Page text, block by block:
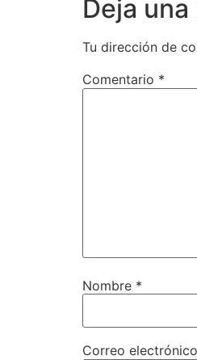
Deja
Tu dirección de
Comentario *
Nombre *
Correo electrónico